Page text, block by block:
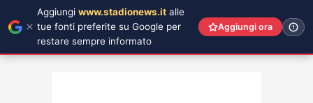
Aggiungi www.stadionews.it alle
tue fonti preferite su Google per
restare sempre informato
Aggiungi ora